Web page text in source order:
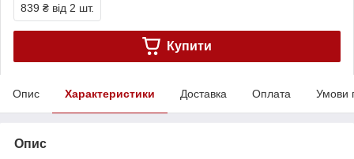
839 ₴ від 2 шт.
Купити
Опис Характеристики Доставка Оплата Умови
Опис